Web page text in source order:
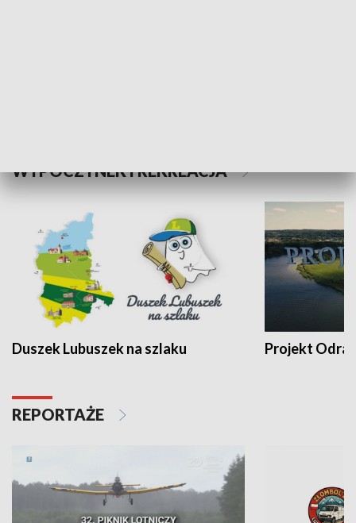
WYPOCZYNEK I REKREACJA
Duszek Lubuszek na szlaku Projekt Odra
REPORTAŻE